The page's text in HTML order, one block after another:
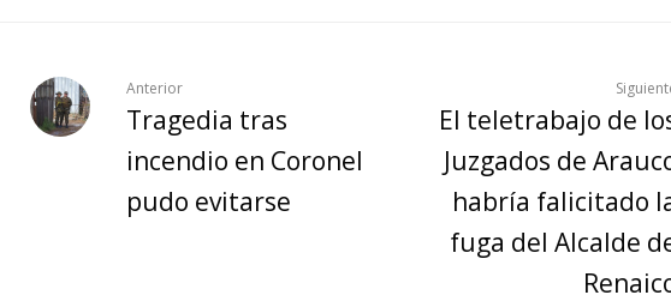
Anterior
Tragedia tras
incendio en Coronel
pudo evitarse
El teletrabajo de
Juzgados de
habría falicitado
fuga del Alcalde